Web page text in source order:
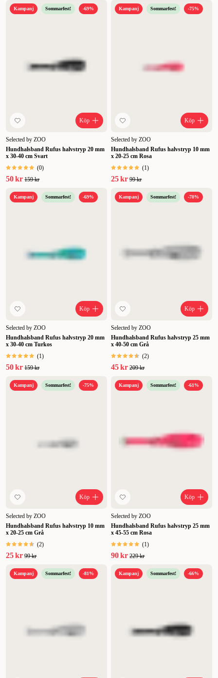
Kampanj Sommarfest! -69%
Köp
Selected by ZOO
Hundhalsband Rufus halvstryp 20 mm
x 30-40 cm Svart
(0)
50 kr 159 kr
Kampanj Sommarfest! -75%
Köp
Selected by ZOO
Hundhalsband Rufus halvstryp 10 mm
x 20-25 cm Rosa
(1)
25 kr 99 kr
Kampanj Sommarfest! -69%
Köp
Selected by ZOO
Hundhalsband Rufus halvstryp 20 mm
x 30-40 cm Turkos
(1)
50 kr 159 kr
Kampanj Sommarfest! -78%
Köp
Selected by ZOO
Hundhalsband Rufus halvstryp 25 mm
x 40-50 cm Grå
(2)
45 kr 209 kr
Kampanj Sommarfest! -75%
Köp
Selected by ZOO
Hundhalsband Rufus halvstryp 10 mm
x 20-25 cm Grå
(2)
25 kr 99 kr
Kampanj Sommarfest! -61%
Köp
Selected by ZOO
Hundhalsband Rufus halvstryp 25 mm
x 45-55 cm Rosa
(1)
90 kr 229 kr
Kampanj Sommarfest! -81% Kampanj Sommarfest! -66%